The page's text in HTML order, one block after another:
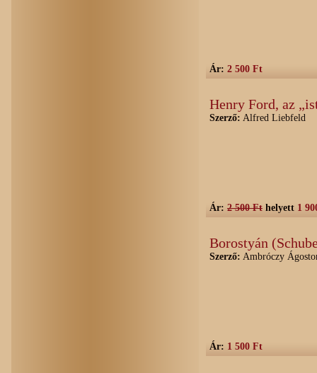
Ár: 2 500 Ft
Henry Ford, az
Szerző: Alfred Liebfeld
Ár: 2 500 Ft helyett 1
Borostyán
Szerző: Ambróczy
Ár: 1 500 Ft